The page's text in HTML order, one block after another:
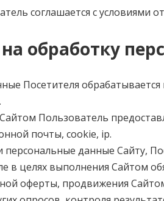
соглашается с условиями
обработку
Посетителя
Пользователь
почты, cookie, ip.
персональные данные Сайту,
в целях выполнения Сайтом
оферты, продвижения